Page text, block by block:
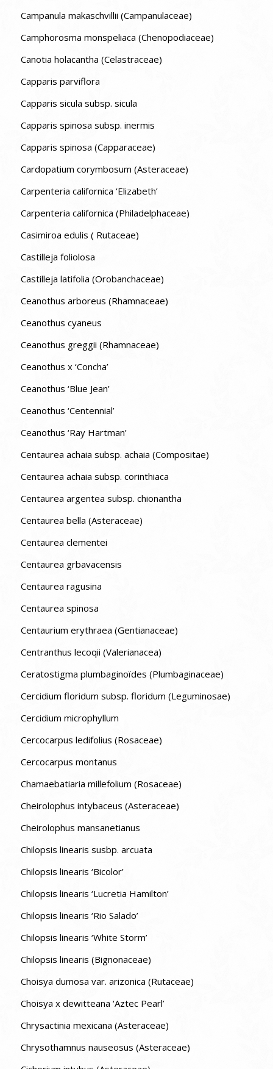
Campanula makaschvillii (Campanulaceae)
Camphorosma monspeliaca (Chenopodiaceae)
Canotia holacantha (Celastraceae)
Capparis parviflora
Capparis sicula subsp. sicula
Capparis spinosa subsp. inermis
Capparis spinosa (Capparaceae)
Cardopatium corymbosum (Asteraceae)
Carpenteria californica ‘Elizabeth’
Carpenteria californica (Philadelphaceae)
Casimiroa edulis ( Rutaceae)
Castilleja foliolosa
Castilleja latifolia (Orobanchaceae)
Ceanothus arboreus (Rhamnaceae)
Ceanothus cyaneus
Ceanothus greggii (Rhamnaceae)
Ceanothus x ‘Concha’
Ceanothus ‘Blue Jean’
Ceanothus ‘Centennial’
Ceanothus ‘Ray Hartman’
Centaurea achaia subsp. achaia (Compositae)
Centaurea achaia subsp. corinthiaca
Centaurea argentea subsp. chionantha
Centaurea bella (Asteraceae)
Centaurea clementei
Centaurea grbavacensis
Centaurea ragusina
Centaurea spinosa
Centaurium erythraea (Gentianaceae)
Centranthus lecoqii (Valerianacea)
Ceratostigma plumbaginoïdes (Plumbaginaceae)
Cercidium floridum subsp. floridum (Leguminosae)
Cercidium microphyllum
Cercocarpus ledifolius (Rosaceae)
Cercocarpus montanus
Chamaebatiaria millefolium (Rosaceae)
Cheirolophus intybaceus (Asteraceae)
Cheirolophus mansanetianus
Chilopsis linearis susbp. arcuata
Chilopsis linearis ‘Bicolor’
Chilopsis linearis ‘Lucretia Hamilton’
Chilopsis linearis ‘Rio Salado’
Chilopsis linearis ‘White Storm’
Chilopsis linearis (Bignonaceae)
Choisya dumosa var. arizonica (Rutaceae)
Choisya x dewitteana ‘Aztec Pearl’
Chrysactinia mexicana (Asteraceae)
Chrysothamnus nauseosus (Asteraceae)